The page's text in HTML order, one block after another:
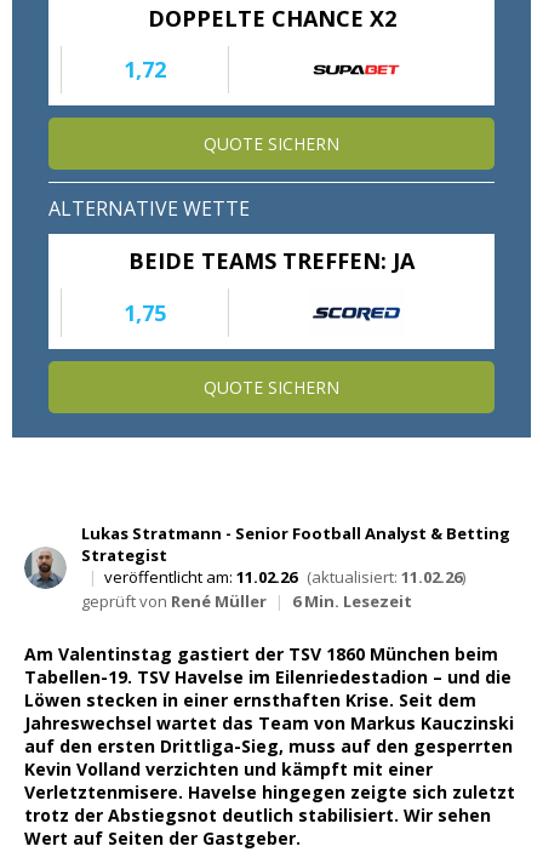
Sportwetten Apps
Wett Tipps für Heute
DOPPELTE CHANCE X2
1,72
QUOTE SICHERN
ALTERNATIVE WETTE
BEIDE TEAMS TREFFEN: JA
1,75
QUOTE SICHERN
Lukas Stratmann - Senior Football Analyst & Betting
Strategist
| veröffentlicht am: 11.02.26 (aktualisiert: 11.02.26)
geprüft von René Müller | 6 Min. Lesezeit
Am Valentinstag gastiert der TSV 1860 München beim
Tabellen-19. TSV Havelse im Eilenriedestadion – und die
Löwen stecken in einer ernsthaften Krise. Seit dem
Jahreswechsel wartet das Team von Markus Kauczinski
auf den ersten Drittliga-Sieg, muss auf den gesperrten
Kevin Volland verzichten und kämpft mit einer
Verletztenmisere. Havelse hingegen zeigte sich zuletzt
trotz der Abstiegsnot deutlich stabilisiert. Wir sehen
Wert auf Seiten der Gastgeber.